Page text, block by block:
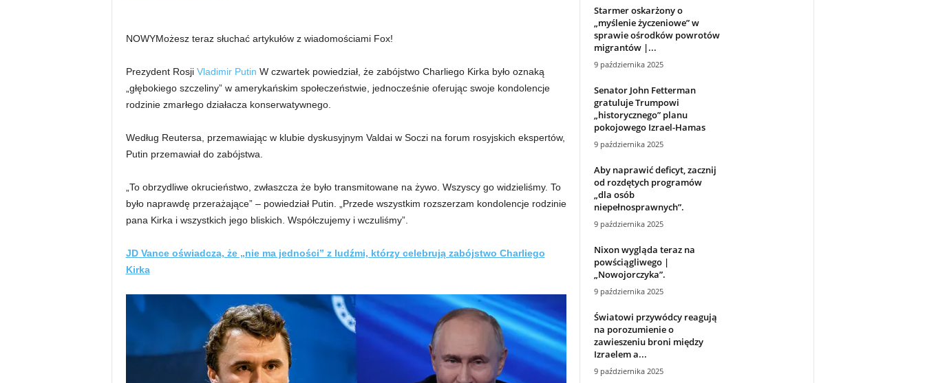
NOWYMożesz teraz słuchać artykułów z wiadomościami Fox!
Prezydent Rosji Vladimir Putin W czwartek powiedział, że zabójstwo Charliego Kirka było oznaką
„głębokiego szczeliny” w amerykańskim społeczeństwie, jednocześnie oferując swoje kondolencje
rodzinie zmarłego działacza konserwatywnego.
Według Reutersa, przemawiając w klubie dyskusyjnym Valdai w Soczi na forum rosyjskich ekspertów,
Putin przemawiał do zabójstwa.
„To obrzydliwe okrucieństwo, zwłaszcza że było transmitowane na żywo. Wszyscy go widzieliśmy. To
było naprawdę przerażające” – powiedział Putin. „Przede wszystkim rozszerzam kondolencje rodzinie
pana Kirka i wszystkich jego bliskich. Współczujemy i wczuliśmy”.
JD Vance oświadcza, że ​​„nie ma jedności” z ludźmi, którzy celebrują zabójstwo Charliego
Kirka
Starmer oskarżony o
„myślenie życzeniowe” w
sprawie ośrodków powrotów
migrantów |...
9 października 2025
Senator John Fetterman
gratuluje Trumpowi
„historycznego” planu
pokojowego Izrael-Hamas
9 października 2025
Aby naprawić deficyt, zacznij
od rozdętych programów
„dla osób
niepełnosprawnych”.
9 października 2025
Nixon wygląda teraz na
powściągliwego |
„Nowojorczyka”.
9 października 2025
Światowi przywódcy reagują
na porozumienie o
zawieszeniu broni między
Izraelem a...
9 października 2025